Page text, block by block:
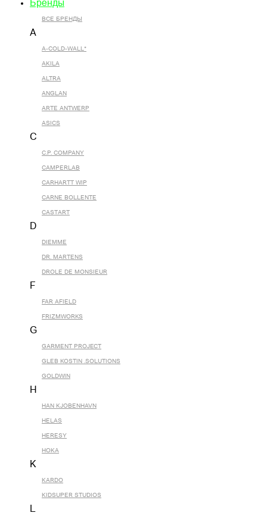
Бренды
ВСЕ БРЕНДЫ
A
A-COLD-WALL*
AKILA
ALTRA
ANGLAN
ARTE ANTWERP
ASICS
C
C.P. COMPANY
CAMPERLAB
CARHARTT WIP
CARNE BOLLENTE
CASTART
D
DIEMME
DR. MARTENS
DROLE DE MONSIEUR
F
FAR AFIELD
FRIZMWORKS
G
GARMENT PROJECT
GLEB KOSTIN .SOLUTIONS
GOLDWIN
H
HAN KJOBENHAVN
HELAS
HERESY
HOKA
K
KARDO
KIDSUPER STUDIOS
L